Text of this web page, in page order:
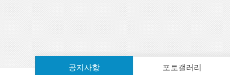
공지사항 포토갤러리